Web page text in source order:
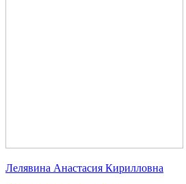
Лелявина Анастасия Кирилловна